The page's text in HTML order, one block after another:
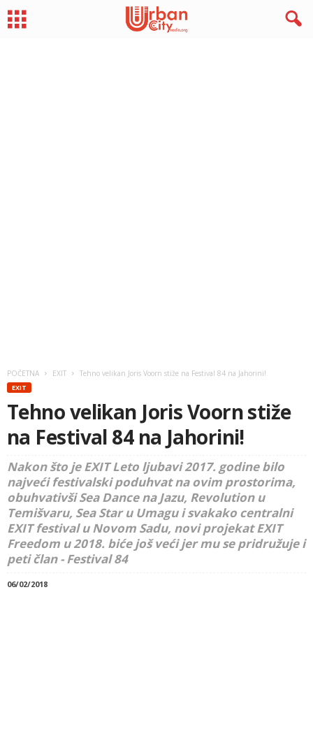
POČETNA EXIT Tehno velikan Joris Voorn stiže na Festival 84 na Jahorini!
EXIT
Tehno velikan Joris Voorn stiže
na Festival 84 na Jahorini!
Nakon što je EXIT Leto ljubavi 2017. godine bilo
najveći festivalski poduhvat na ovim prostorima,
obuhvativši Sea Dance na Jazu, Revolution u
Temišvaru, Sea Star u Umagu i svakako centralni
EXIT festival u Novom Sadu, novi projekat EXIT
Freedom u 2018. biće još veći jer mu se pridružuje i
peti član - Festival 84
06/02/2018